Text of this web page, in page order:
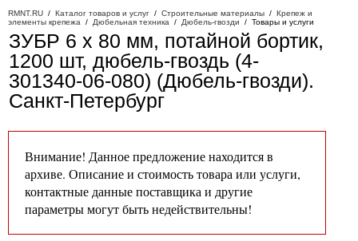
RMNT.RU / Каталог товаров и услуг / Строительные материалы / Крепеж и
элементы крепежа / Дюбельная техника / Дюбель-гвозди / Товары и услуги
ЗУБР 6 х 80 мм, потайной бортик,
1200 шт, дюбель-гвоздь (4-
301340-06-080) (Дюбель-гвозди).
Санкт-Петербург
Внимание! Данное предложение находится в
архиве. Описание и стоимость товара или услуги,
контактные данные поставщика и другие
параметры могут быть недействительны!